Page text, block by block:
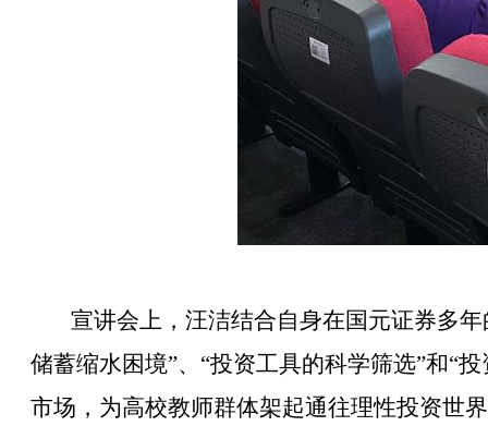
宣讲会上，汪洁结合自身在国元证券多
储蓄缩水困境”、“投资工具的科学筛选”和“
市场，为高校教师群体架起通往理性投资世